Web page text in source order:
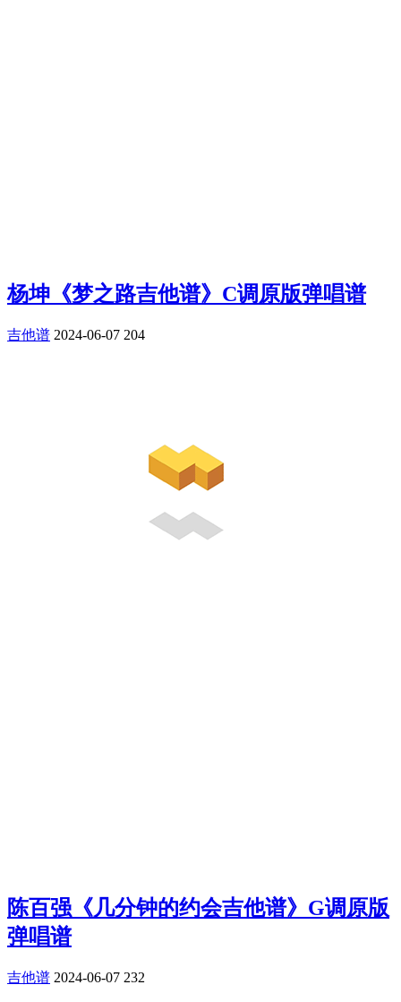
杨坤《梦之路吉他谱》C调原版弹唱谱
吉他谱 2024-06-07 204
陈百强《几分钟的约会吉他谱》G调原版
弹唱谱
吉他谱 2024-06-07 232